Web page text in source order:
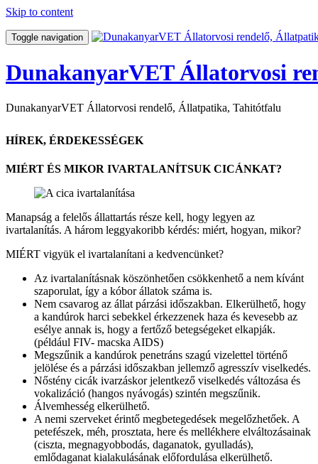
Skip to content
Toggle navigation
DunakanyarVET Állatorvosi
DunakanyarVET Állatorvosi rendelő, Állatpatika, Tahitótfalu
HÍREK, ÉRDEKESSÉGEK
MIÉRT ÉS MIKOR IVARTALANÍTSUK CICÁNKAT?
Manapság a felelős állattartás része kell, hogy legyen az
ivartalanítás. A három leggyakoribb kérdés: miért, hogyan, mikor?
MIÉRT vigyük el ivartalanítani a kedvencünket?
Az ivartalanításnak köszönhetően csökkenhető a nem kívánt
szaporulat, így a kóbor állatok száma is.
Nem csavarog az állat párzási időszakban. Elkerülhető, hogy
a kandúrok harci sebekkel érkezzenek haza és kevesebb az
esélye annak is, hogy a fertőző betegségeket elkapják.
(például FIV- macska AIDS)
Megszűnik a kandúrok penetráns szagú vizelettel történő
jelölése és a párzási időszakban jellemző agresszív viselkedés.
Nőstény cicák ivarzáskor jelentkező viselkedés változása és
vokalizáció (hangos nyávogás) szintén megszűnik.
Álvemhesség elkerülhető.
A nemi szerveket érintő megbetegedések megelőzhetőek. A
petefészek, méh, prosztata, here és mellékhere elváltozásainak
(ciszta, megnagyobbodás, daganatok, gyulladás),
emlődaganat kialakulásának előfordulása elkerülhető.